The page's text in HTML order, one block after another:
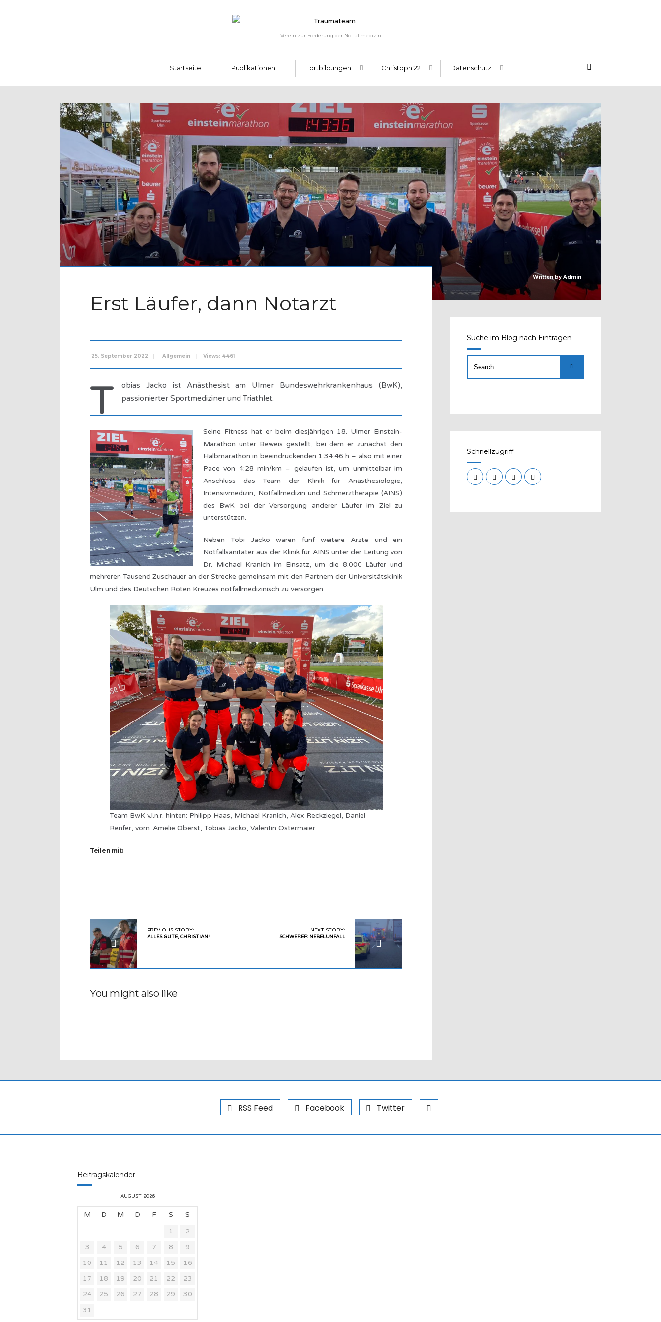
Verein zur Förderung der Notfallmedizin
Startseite Publikationen Fortbildungen Christoph 22 Datenschutz
Written by Admin
Erst Läufer, dann Notarzt
25. September 2022 Allgemein Views: 4461
T
obias Jacko ist Anästhesist am Ulmer Bundeswehrkrankenhaus (BwK),
passionierter Sportmediziner und Triathlet.
Seine Fitness hat er beim diesjährigen 18. Ulmer Einstein-
Marathon unter Beweis gestellt, bei dem er zunächst den
Halbmarathon in beeindruckenden 1:34:46 h – also mit einer
Pace von 4:28 min/km – gelaufen ist, um unmittelbar im
Anschluss das Team der Klinik für Anästhesiologie,
Intensivmedizin, Notfallmedizin und Schmerztherapie (AINS)
des BwK bei der Versorgung anderer Läufer im Ziel zu
unterstützen.
Neben Tobi Jacko waren fünf weitere Ärzte und ein
Notfallsanitäter aus der Klinik für AINS unter der Leitung von
Dr. Michael Kranich im Einsatz, um die 8.000 Läufer und
mehreren Tausend Zuschauer an der Strecke gemeinsam mit den Partnern der Universitätsklinik
Ulm und des Deutschen Roten Kreuzes notfallmedizinisch zu versorgen.
Team BwK v.l.n.r. hinten: Philipp Haas, Michael Kranich, Alex Reckziegel, Daniel
Renfer, vorn: Amelie Oberst, Tobias Jacko, Valentin Ostermaier
Teilen mit:
PREVIOUS STORY:
ALLES GUTE, CHRISTIAN!
NEXT STORY:
SCHWERER NEBELUNFALL
You might also like
Suche im Blog nach Einträgen
Schnellzugriff
RSS Feed Facebook Twitter
Beitragskalender
AUGUST 2026
M D M D F S
S
1
2
3
4 5 6 7 8
9
10
11 12 13 14 15
16
17
18 19 20 21 22
23
24
25 26 27 28 29
30
31